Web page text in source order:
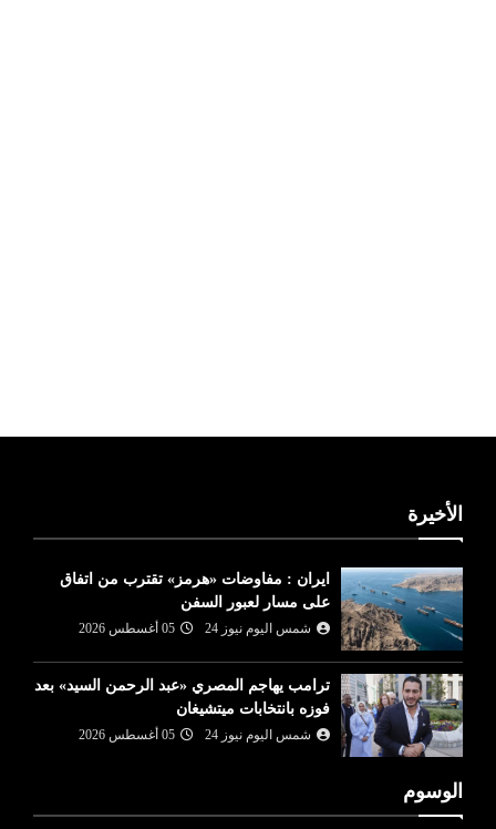
الأخيرة
ايران : مفاوضات «هرمز» تقترب من اتفاق
على مسار لعبور السفن
شمس اليوم نيوز 24 05 أغسطس 2026
ترامب يهاجم المصري «عبد الرحمن السيد» بعد
فوزه بانتخابات ميتشيغان
شمس اليوم نيوز 24 05 أغسطس 2026
الوسوم